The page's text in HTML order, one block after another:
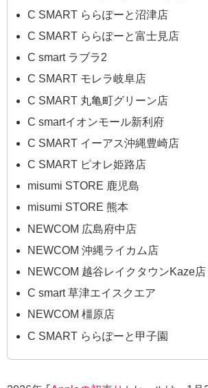
C SMART ららぽーと沼津店
C SMART ららぽーと富士見店
C smart ラブラ2
C SMART モレラ岐阜店
C SMART 丸亀町グリーン店
C smartイオンモール新利府
C SMART イーアス沖縄豊崎店
C SMART ピオレ姫路店
misumi STORE 鹿児島
misumi STORE 熊本
NEWCOM 広島府中店
NEWCOM 沖縄ライカム店
NEWCOM 越谷レイクタウンKaze店
C smart 草津エイスクエア
NEWCOM 橿原店
C SMART ららぽーと甲子園